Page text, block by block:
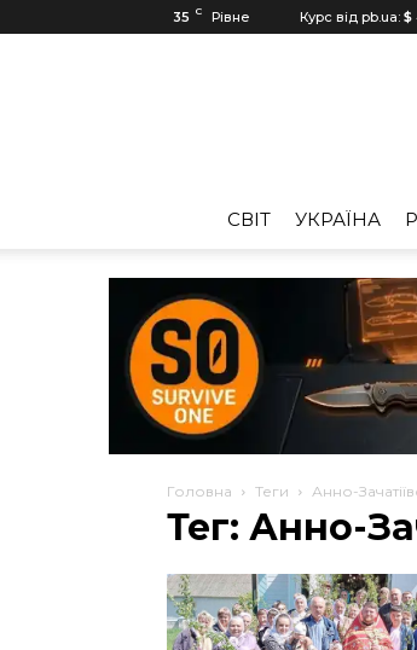
35 C Рівне Курс від pb.ua: $
CВІТ УКРАЇНА
Головна Теги Анно-
Тег: Анно-